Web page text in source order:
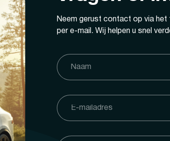
Neem gerust contact op via
per e-mail. Wij helpen u snel